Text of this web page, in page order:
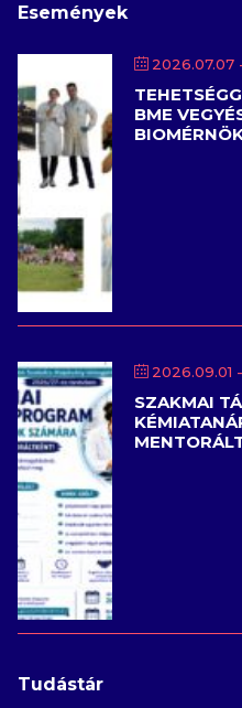
Események
2026.07.07
BME
2026.09.01
SZAKMAI
Tudástár